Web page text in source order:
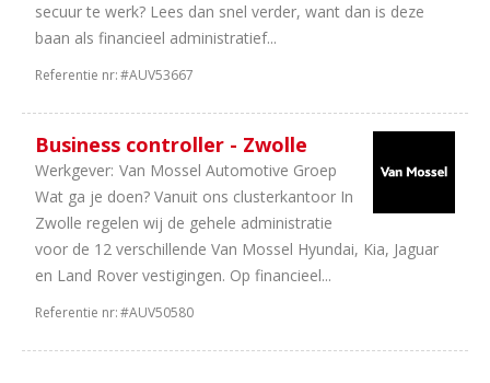
secuur te werk? Lees dan snel verder, want dan is deze
baan als financieel administratief...
Referentie nr:#AUV53667
Business controller - Zwolle
Werkgever: Van Mossel Automotive Groep
Wat ga je doen? Vanuit ons clusterkantoor In
Zwolle regelen wij de gehele administratie
voor de 12 verschillende Van Mossel Hyundai, Kia, Jaguar
en Land Rover vestigingen. Op financieel...
Referentie nr:#AUV50580